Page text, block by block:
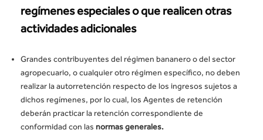
regímenes especiales o que realicen otras
actividades adicionales
Grandes contribuyentes del régimen bananero o del sector
agropecuario, o cualquier otro régimen específico, no deben
realizar la autorretención respecto de los ingresos sujetos a
dichos regímenes, por lo cual, los Agentes de retención
deberán practicar la retención correspondiente de
conformidad con las normas generales.